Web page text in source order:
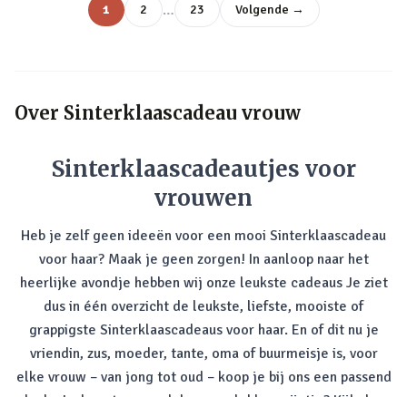
1 2 … 23 Volgende →
Over Sinterklaascadeau vrouw
Sinterklaascadeautjes voor
vrouwen
Heb je zelf geen ideeën voor een mooi Sinterklaascadeau
voor haar? Maak je geen zorgen! In aanloop naar het
heerlijke avondje hebben wij onze leukste cadeaus Je ziet
dus in één overzicht de leukste, liefste, mooiste of
grappigste Sinterklaascadeaus voor haar. En of dit nu je
vriendin, zus, moeder, tante, oma of buurmeisje is, voor
elke vrouw – van jong tot oud – koop je bij ons een passend